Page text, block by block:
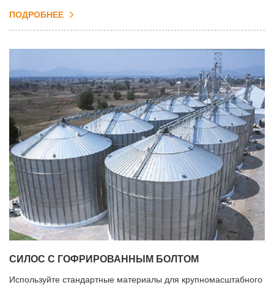
ПОДРОБНЕЕ
СИЛОС С ГОФРИРОВАННЫМ БОЛТОМ
Используйте стандартные материалы для крупномасштабного